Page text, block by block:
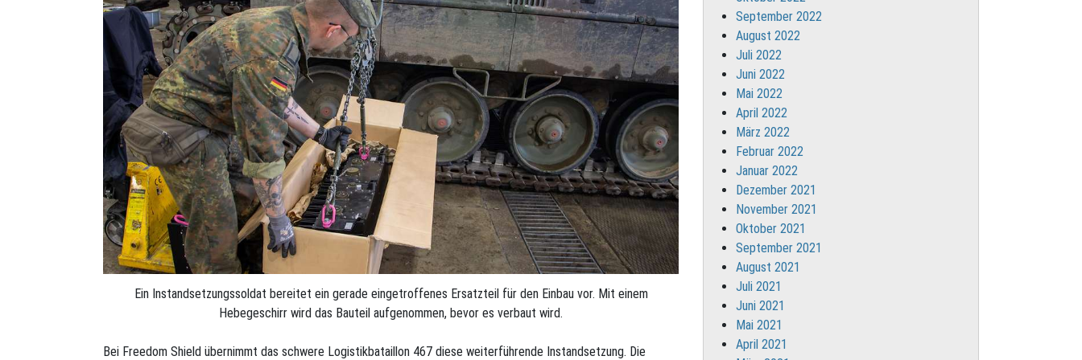
Ein Instandsetzungssoldat bereitet ein gerade eingetroffenes Ersatzteil für den Einbau vor. Mit einem
Hebegeschirr wird das Bauteil aufgenommen, bevor es verbaut wird.
Bei Freedom Shield übernimmt das schwere Logistikbataillon 467 diese weiterführende Instandsetzung. Die
September 2022
August 2022
Juli 2022
Juni 2022
Mai 2022
April 2022
März 2022
Februar 2022
Januar 2022
Dezember 2021
November 2021
Oktober 2021
September 2021
August 2021
Juli 2021
Juni 2021
Mai 2021
April 2021